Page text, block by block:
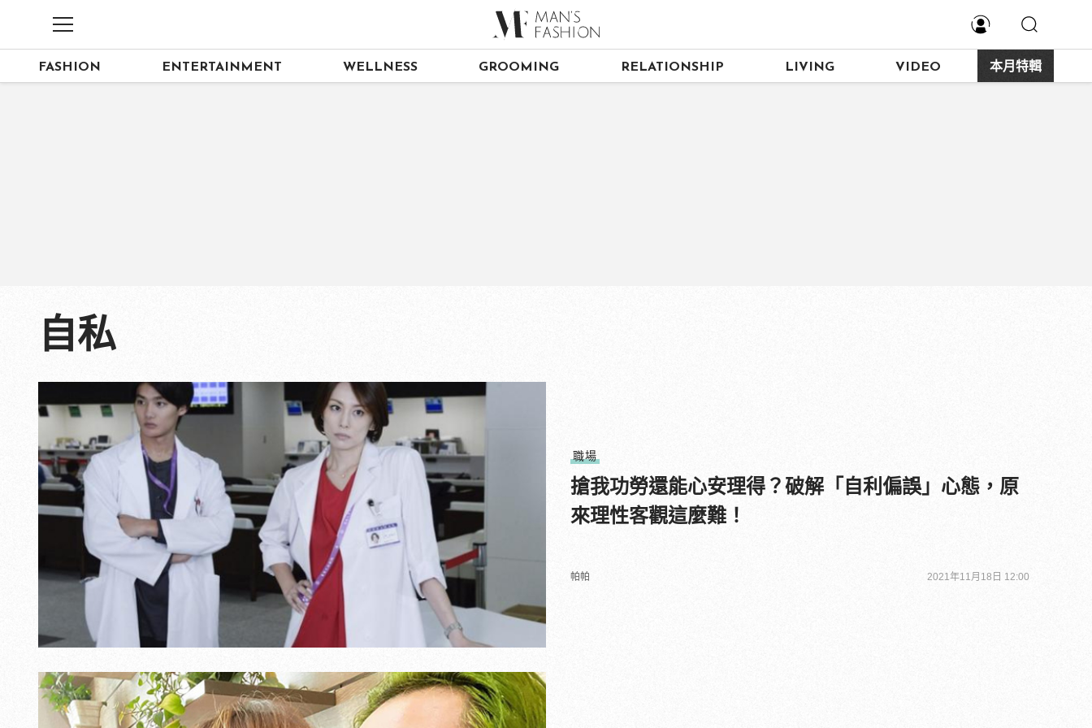
FASHION ENTERTAINMENT WELLNESS GROOMING RELATIONSHIP LIVING VIDEO 本月特輯
自私
職場
搶我功勞還能心安理得？破解「自利偏誤」心態，原
來理性客觀這麼難！
帕帕 2021年11月18日 12:00